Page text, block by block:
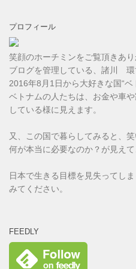
プロフィール
笑顔のホーチミンをご覧頂きあり
ブログを管理している、諸川 環
2016年8月1日から大好きな国“ベ
ベトナムの人たちは、お金や車
している様に見えます。
又、この国で暮らしてみると、
何が本当に必要なのか？が見えて
日本で生きる目標を見失ってし
みてください。
FEEDLY